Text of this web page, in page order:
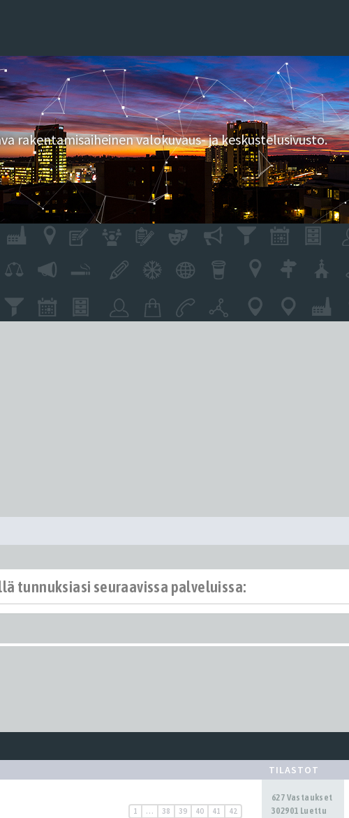
rakentamisaiheinen valokuvaus- ja keskustelusivusto.
tunnuksiasi seuraavissa palveluissa:
TILASTOT
1 … 38 39 40 41 42
627 Vastaukset
302901 Luettu